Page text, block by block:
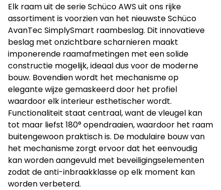
Elk raam uit de serie Schüco AWS uit ons rijke
assortiment is voorzien van het nieuwste Schüco
AvanTec SimplySmart raambeslag. Dit innovatieve
beslag met onzichtbare scharnieren maakt
imponerende raamafmetingen met een solide
constructie mogelijk, ideaal dus voor de moderne
bouw. Bovendien wordt het mechanisme op
elegante wijze gemaskeerd door het profiel
waardoor elk interieur esthetischer wordt.
Functionaliteit staat centraal, want de vleugel kan
tot maar liefst 180° opendraaien, waardoor het raam
buitengewoon praktisch is. De modulaire bouw van
het mechanisme zorgt ervoor dat het eenvoudig
kan worden aangevuld met beveiligingselementen
zodat de anti-inbraakklasse op elk moment kan
worden verbeterd.